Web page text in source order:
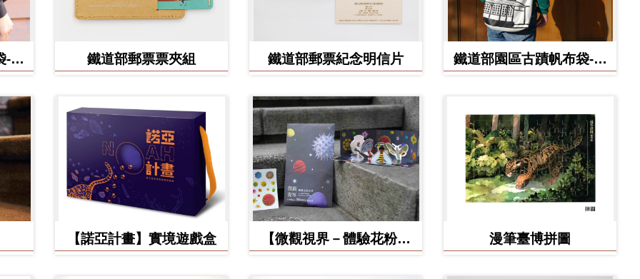
-食 鐵道部郵票票夾組 鐵道部郵票紀念明信片
鐵道部園區古蹟帆布袋-工
【諾亞計畫】實境遊戲盒
【微觀視界－體驗花粉之
漫筆臺博拼圖